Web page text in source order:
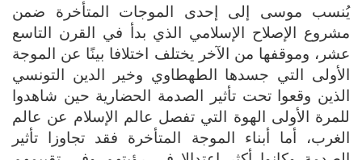
يُنسب موسى إلى إحدى الموجات المتأخرة ضمن
مشروع الإصلاح الإسلامي الذي بدأ في القرن التاسع
عشر، وموقفها من الآخر يختلف اختلافا بينًا عن الموجة
الأولى التي جسدها الطهطاوي وخير الدين التونسي
الذين وقعوا تحت تأثير الصدمة الحضارية حين شاهدوا
للمرة الأولى الهوة التي تفصل عالم الإسلام عن عالم
الغرب، أما أبناء الموجة المتأخرة فقد تجاوزا تأثير